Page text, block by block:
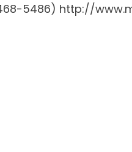
5486) http://